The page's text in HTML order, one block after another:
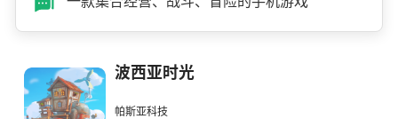
波西亚时光
帕斯亚科技